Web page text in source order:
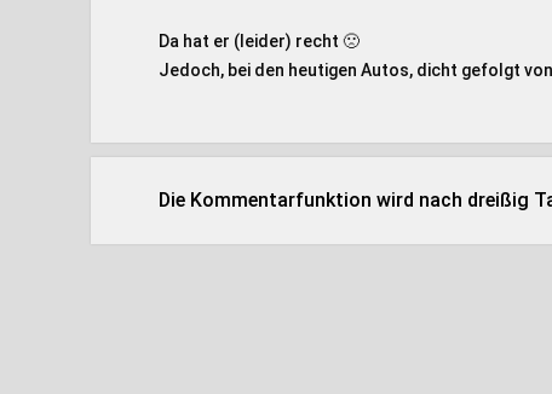
Da hat er (leider) recht 🙁
Jedoch, bei den heutigen Autos, dicht gefolgt
Die Kommentarfunktion wird nach dreißig